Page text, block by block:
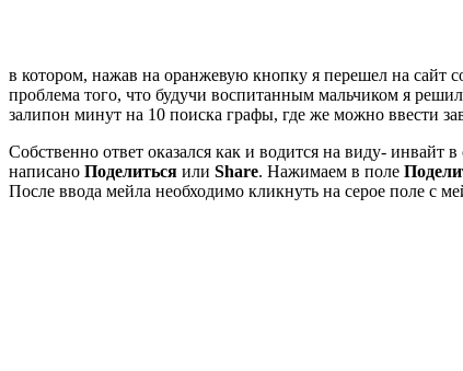
в котором, нажав на оранжевую кнопку я перешел на сайт
проблема того, что будучи воспитанным мальчиком я
залипон минут на 10 поиска графы, где же можно ввести
Собственно ответ оказался как и водится на виду- инвайт
написано Поделиться или Share. Нажимаем в поле
После ввода мейла необходимо кликнуть на серое поле с